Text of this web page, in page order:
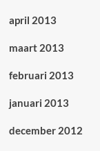
april 2013
maart 2013
februari 2013
januari 2013
december 2012